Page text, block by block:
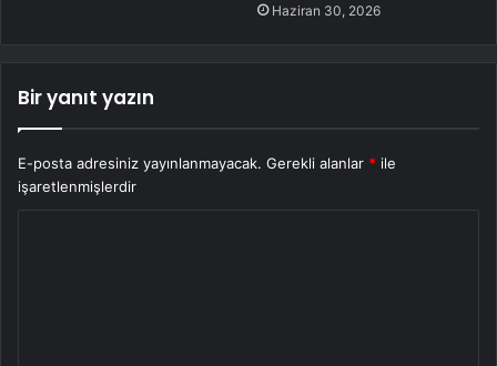
Haziran 30, 2026
Bir yanıt yazın
E-posta adresiniz yayınlanmayacak. Gerekli alanlar * ile
işaretlenmişlerdir